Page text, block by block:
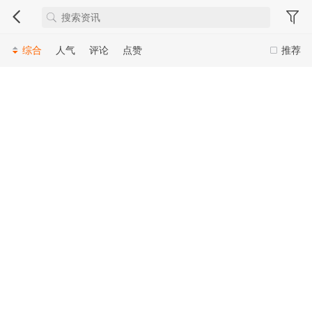
推荐
综合 人气 评论 点赞